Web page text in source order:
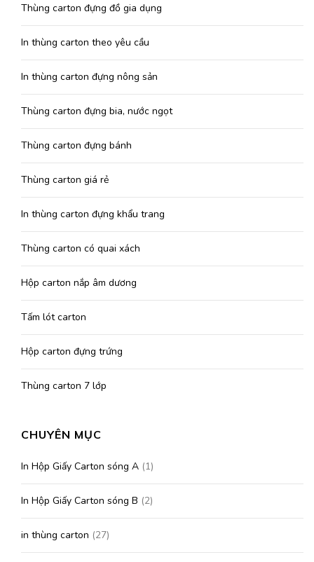
Thùng carton đựng đồ gia dụng
In thùng carton theo yêu cầu
In thùng carton đựng nông sản
Thùng carton đựng bia, nước ngọt
Thùng carton đựng bánh
Thùng carton giá rẻ
In thùng carton đựng khẩu trang
Thùng carton có quai xách
Hộp carton nắp âm dương
Tấm lót carton
Hộp carton đựng trứng
Thùng carton 7 lớp
CHUYÊN MỤC
In Hộp Giấy Carton sóng A (1)
In Hộp Giấy Carton sóng B (2)
in thùng carton (27)